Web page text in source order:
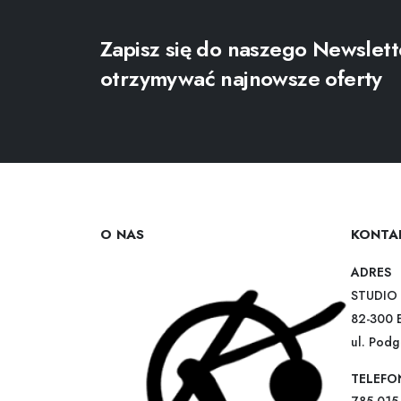
Zapisz się do naszego
otrzymywać najnowsze oferty
O NAS
ADRES
82-300
ul.